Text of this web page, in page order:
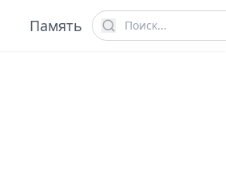
Память